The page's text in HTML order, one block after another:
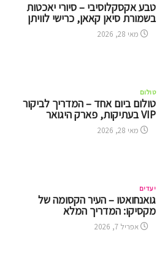
טבע אקסקלוסיבי – סיורי יאכטות
בשמורת סיאן קאאן, כרישי לוויתן
מאי 28, 2026
טולום
טולום ביום אחד – המדריך לביקור
VIP בעתיקות, פארק היגואר
מאי 28, 2026
יעדים
גואנחואטו – העיר הקסומה של
מקסיקו: המדריך המלא
אפריל 7, 2026